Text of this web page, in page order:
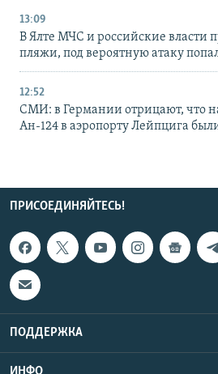
13:09
В Ялте МЧС и российские власти
пляжи, под вероятную атаку
12:52
СМИ: в Германии отрицают, что
Ан-124 в аэропорту Лейпцига
ПРИСОЕДИНЯЙТЕСЬ!
ПОДДЕРЖКА